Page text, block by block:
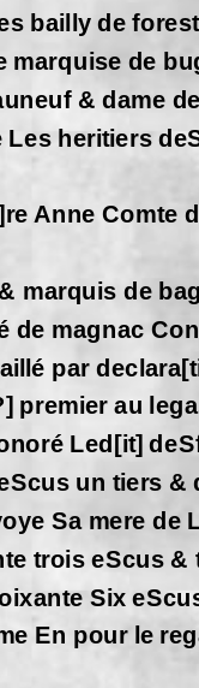
bailly de
marquise de
& dame
Les heritiers
Anne Comte
marquis de
de magnac
par
premier au
Led[it]
un tiers &
Sa mere de
trois eScus &
Six
En pour le